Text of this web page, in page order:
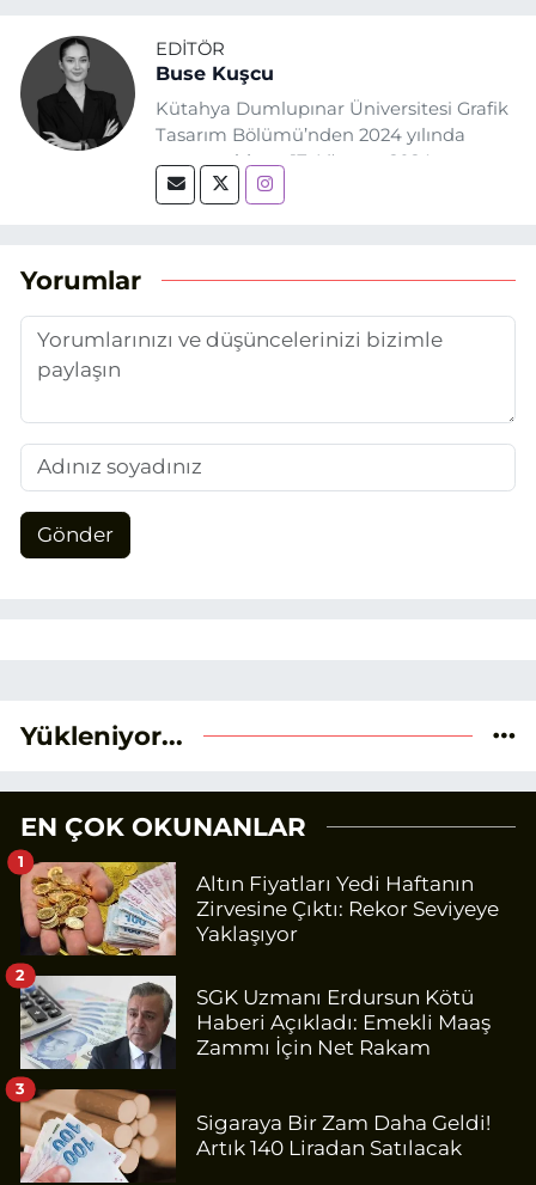
EDITÖR
Buse Kuşcu
Kütahya Dumlupınar Üniversitesi Grafik
Tasarım Bölümü’nden 2024 yılında
mezun oldum. 17 Ağustos 2024
tarihinde, Grafik Tasarım alanında staj
adım attım.
Yorumlar
Gönder
Yükleniyor...
EN ÇOK OKUNANLAR
Altın Fiyatları Yedi Haftanın
Zirvesine Çıktı: Rekor Seviyeye
Yaklaşıyor
1
SGK Uzmanı Erdursun Kötü
Haberi Açıkladı: Emekli Maaş
Zammı İçin Net Rakam
2
Sigaraya Bir Zam Daha Geldi!
Artık 140 Liradan Satılacak
3